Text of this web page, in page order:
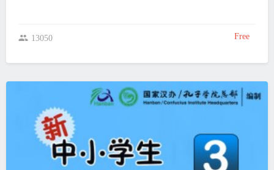
13050 Free